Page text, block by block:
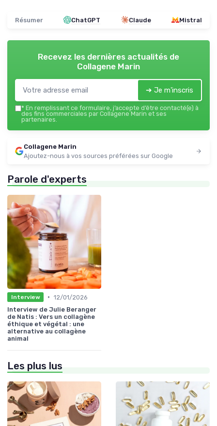
Résumer ChatGPT Claude Mistral
Recevez les dernières actualités de
Collagene Marin
➔ Je m'inscris
* En remplissant ce formulaire, j’accepte d’être contacté(e) à
des fins commerciales par Collagene Marin et ses
partenaires.
Collagene Marin
Ajoutez-nous à vos sources préférées sur Google
Parole d'experts
Interview • 12/01/2026
Interview de Julie Beranger
de Natis : Vers un collagène
éthique et végétal : une
alternative au collagène
animal
Les plus lus